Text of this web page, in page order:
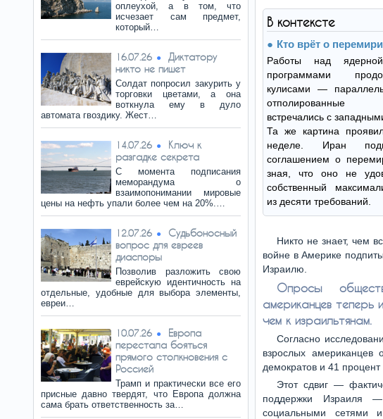
оплеухой, а в том, что
исчезает сам предмет,
который…
16.07.26
Диктатору
никто не пишет
Солдат попросил закурить у
торговки цветами, а она
воткнула ему в дуло
автомата гвоздику. Жест…
14.07.26
Ключ к
разгадке секрета
С момента подписания
меморандума о
взаимопонимании мировые
цены на нефть упали более чем на 20%.…
12.07.26
Судьбоносный
вопрос для евреев
диаспоры
Позволив разложить свою
еврейскую идентичность на
отдельные, удобные для выбора элементы,
евреи…
10.07.26
Европа
перестала бояться
прямого столкновения с
Россией
Трамп и практически все его
присные давно твердят, что Европа должна
сама брать ответственность за…
В контексте
Кто врёт о
Работы над
программами
кулисами —
отполированные
встречались с
Та же картина
неделе. Иран
соглашением о
зная, что оно не
собственный
из десяти требований.
Никто не знает, чем
войне в Америке
Израилю.
Опросы
американцев
чем к израильтянам.
Согласно
взрослых американцев
демократов и 41 процент
Этот сдвиг —
поддержки Израиля —
социальными сетями